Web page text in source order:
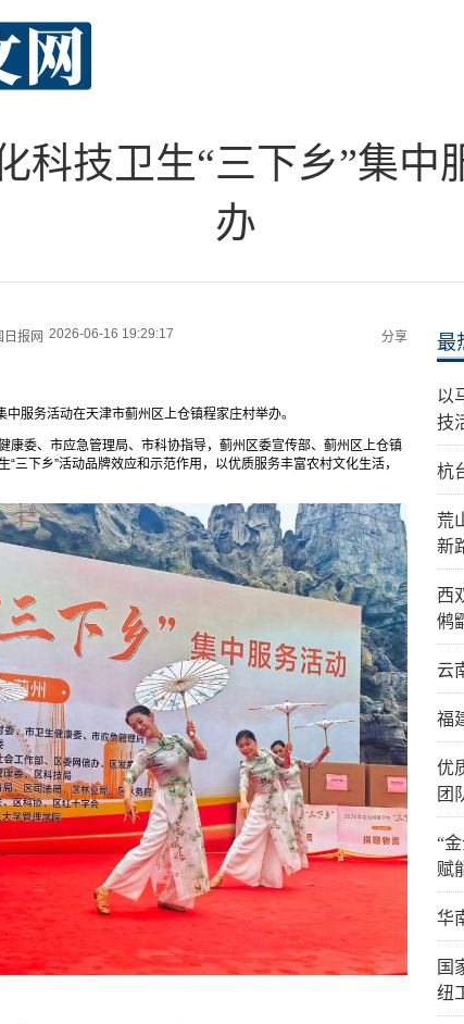
科技卫生“三下乡”集中
办
日报网 2026-06-16 19:29:17 分享
服务活动在天津市蓟州区上仓镇程家庄村举办。
康委、市应急管理局、市科协指导，蓟州区委宣传部、蓟州区上仓镇
三下乡”活动品牌效应和示范作用，以优质服务丰富农村文化生活，
最
以
技
杭
荒
新
西
鸺
云
福
优
团
“
赋
华
国
纽